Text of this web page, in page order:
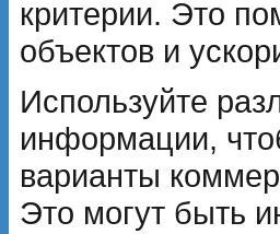
критерии. Это
объектов и
Используйте
информации,
варианты
Это могут быть